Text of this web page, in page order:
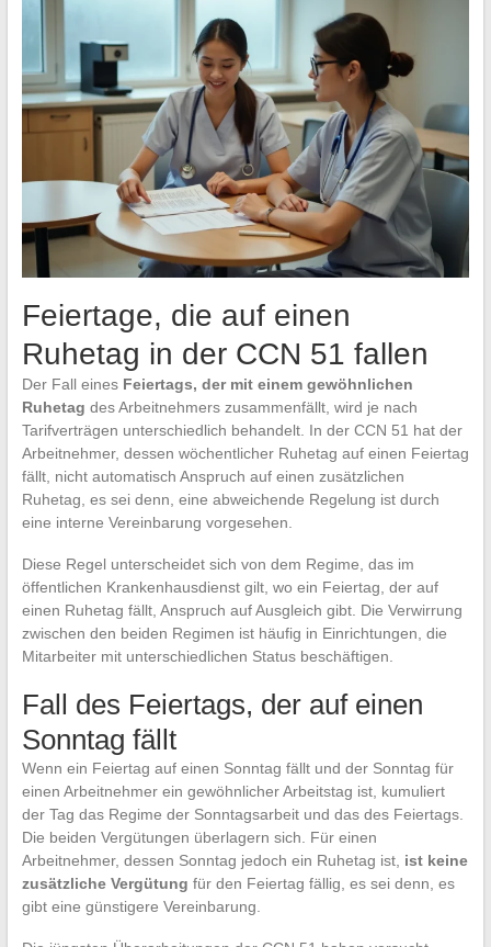
Feiertage, die auf einen
Ruhetag in der CCN 51 fallen
Der Fall eines Feiertags, der mit einem gewöhnlichen
Ruhetag des Arbeitnehmers zusammenfällt, wird je nach
Tarifverträgen unterschiedlich behandelt. In der CCN 51 hat der
Arbeitnehmer, dessen wöchentlicher Ruhetag auf einen Feiertag
fällt, nicht automatisch Anspruch auf einen zusätzlichen
Ruhetag, es sei denn, eine abweichende Regelung ist durch
eine interne Vereinbarung vorgesehen.
Diese Regel unterscheidet sich von dem Regime, das im
öffentlichen Krankenhausdienst gilt, wo ein Feiertag, der auf
einen Ruhetag fällt, Anspruch auf Ausgleich gibt. Die Verwirrung
zwischen den beiden Regimen ist häufig in Einrichtungen, die
Mitarbeiter mit unterschiedlichen Status beschäftigen.
Fall des Feiertags, der auf einen
Sonntag fällt
Wenn ein Feiertag auf einen Sonntag fällt und der Sonntag für
einen Arbeitnehmer ein gewöhnlicher Arbeitstag ist, kumuliert
der Tag das Regime der Sonntagsarbeit und das des Feiertags.
Die beiden Vergütungen überlagern sich. Für einen
Arbeitnehmer, dessen Sonntag jedoch ein Ruhetag ist, ist keine
zusätzliche Vergütung für den Feiertag fällig, es sei denn, es
gibt eine günstigere Vereinbarung.